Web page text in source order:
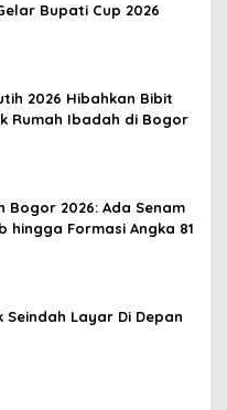
Bupati Cup 2026
2026 Hibahkan Bibit
Rumah Ibadah di Bogor
Bogor 2026: Ada Senam
hingga Formasi Angka 81
Seindah Layar Di Depan